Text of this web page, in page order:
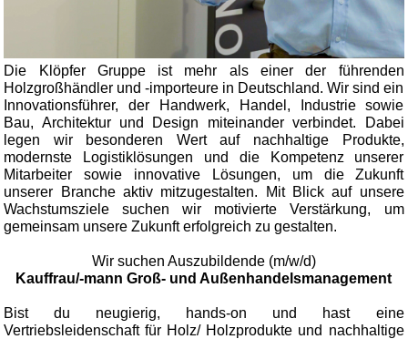
Die Klöpfer Gruppe ist mehr als einer der führenden
Holzgroßhändler und -importeure in Deutschland. Wir sind ein
Innovationsführer, der Handwerk, Handel, Industrie sowie
Bau, Architektur und Design miteinander verbindet. Dabei
legen wir besonderen Wert auf nachhaltige Produkte,
modernste Logistiklösungen und die Kompetenz unserer
Mitarbeiter sowie innovative Lösungen, um die Zukunft
unserer Branche aktiv mitzugestalten. Mit Blick auf unsere
Wachstumsziele suchen wir motivierte Verstärkung, um
gemeinsam unsere Zukunft erfolgreich zu gestalten.
Wir suchen Auszubildende (m/w/d)
Kauffrau/-mann Groß- und Außenhandelsmanagement
Bist du neugierig, hands-on und hast eine
Vertriebsleidenschaft für Holz/ Holzprodukte und nachhaltige